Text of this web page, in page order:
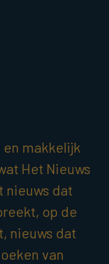
makkelijk
Het Nieuws
nieuws dat
op de
nieuws dat
van